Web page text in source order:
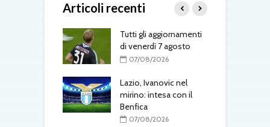
Articoli recenti
Tutti gli aggiornamenti
di venerdì 7 agosto
07/08/2026
Lazio, Ivanovic nel
mirino: intesa con il
Benfica
07/08/2026